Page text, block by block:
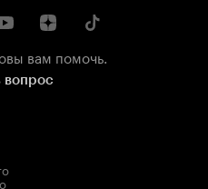
вам помочь.
вопрос